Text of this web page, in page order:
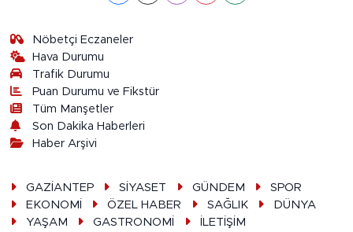
Nöbetçi Eczaneler
Hava Durumu
Trafik Durumu
Puan Durumu ve Fikstür
Tüm Manşetler
Son Dakika Haberleri
Haber Arşivi
GAZİANTEP SİYASET GÜNDEM
SPOR
EKONOMİ
ÖZEL HABER SAĞLIK
DÜNYA
YAŞAM
GASTRONOMİ İLETİŞİM